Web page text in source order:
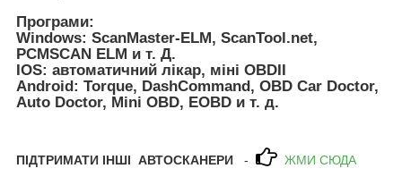
Програми:
Windows: ScanMaster-ELM, ScanTool.net,
PCMSCAN ELM и т. Д.
IOS: автоматичний лікар, міні OBDII
Android: Torque, DashCommand, OBD Car Doctor,
Auto Doctor, Mini OBD, EOBD и т. д.
ПІДТРИМАТИ ІНШІ АВТОСКАНЕРИ - ЖМИ СЮДА